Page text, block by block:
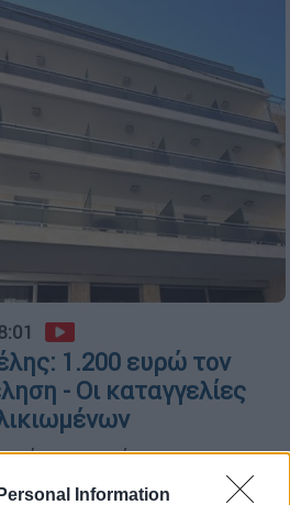
Information
1.200 ευρώ τον
- Οι καταγγελίες
για αυτές τις